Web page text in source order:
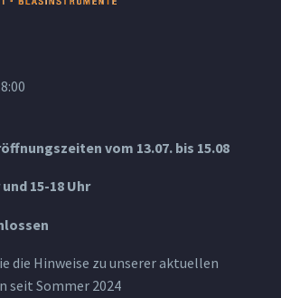
vom 13.07. bis 15.08
15-18 Uhr
die Hinweise zu unserer aktuellen
Sommer 2024